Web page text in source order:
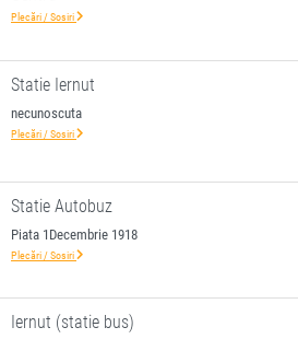
Plecări / Sosiri
Statie Iernut
necunoscuta
Plecări / Sosiri
Statie Autobuz
Piata 1Decembrie 1918
Plecări / Sosiri
Iernut (statie bus)